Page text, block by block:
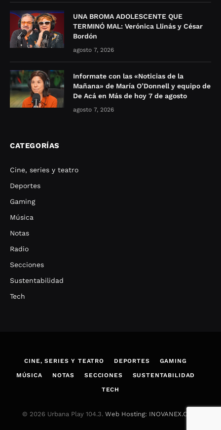
UNA BROMA ADOLESCENTE QUE
TERMINÓ MAL: Verónica Llinás y César
Bordón
agosto 7, 2026
Informate con las «Noticias de la
Mañana» de María O’Donnell y equipo de
De Acá en Más de hoy 7 de agosto
agosto 7, 2026
CATEGORÍAS
Cine, series y teatro
Deportes
Gaming
Música
Notas
Radio
Secciones
Sustentabilidad
Tech
CINE, SERIES Y TEATRO DEPORTES GAMING
MÚSICA NOTAS SECCIONES SUSTENTABILIDAD
TECH
© 2026 Urbana Play 104.3. Web Hosting: INOVANEX.COM